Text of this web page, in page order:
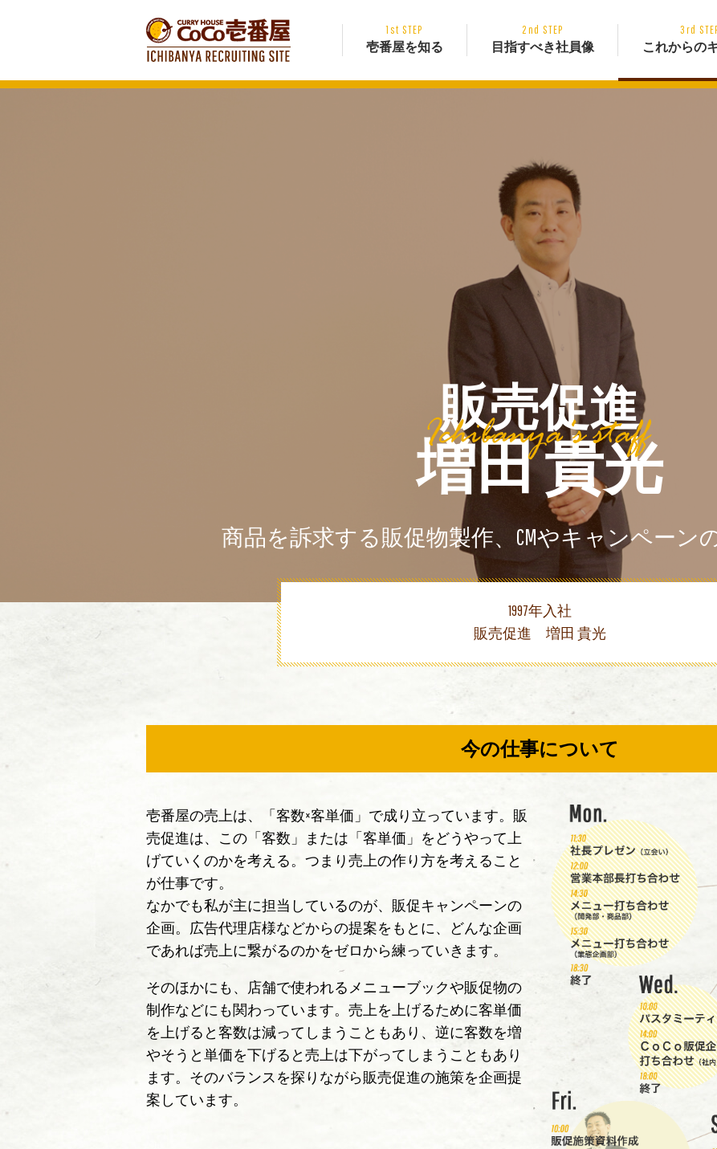
1st STEP
壱番屋を知る
2nd STEP
目指すべき社員像
3rd
これからの
販売促進
増田 貴光
商品を訴求する販促物製作、CMやキャンペーン
1997年入社
販売促進 増田 貴光
今の仕事について
壱番屋の売上は、「客数×客単価」で成り立っています。販
売促進は、この「客数」または「客単価」をどうやって上
げていくのかを考える。つまり売上の作り方を考えること
が仕事です。
なかでも私が主に担当しているのが、販促キャンペーンの
企画。広告代理店様などからの提案をもとに、どんな企画
であれば売上に繋がるのかをゼロから練っていきます。
そのほかにも、店舗で使われるメニューブックや販促物の
制作などにも関わっています。売上を上げるために客単価
を上げると客数は減ってしまうこともあり、逆に客数を増
やそうと単価を下げると売上は下がってしまうこともあり
ます。そのバランスを探りながら販売促進の施策を企画提
案しています。